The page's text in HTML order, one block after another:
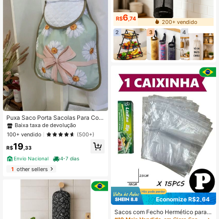
Puxa Saco Porta Sacolas Para Cozi
nha - Estampa Digital Margaridas
Baixa taxa de devolução
100+ vendido
(500+)
R$19 ,33
Envio Nacional
4-7 dias
1other sellers
R$6,74
200+ vendido
2
3 4
Economize R$2,64
Sacos com Fecho Hermético para fr